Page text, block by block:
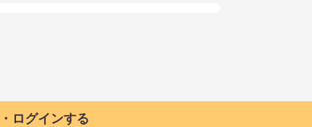
ログインする